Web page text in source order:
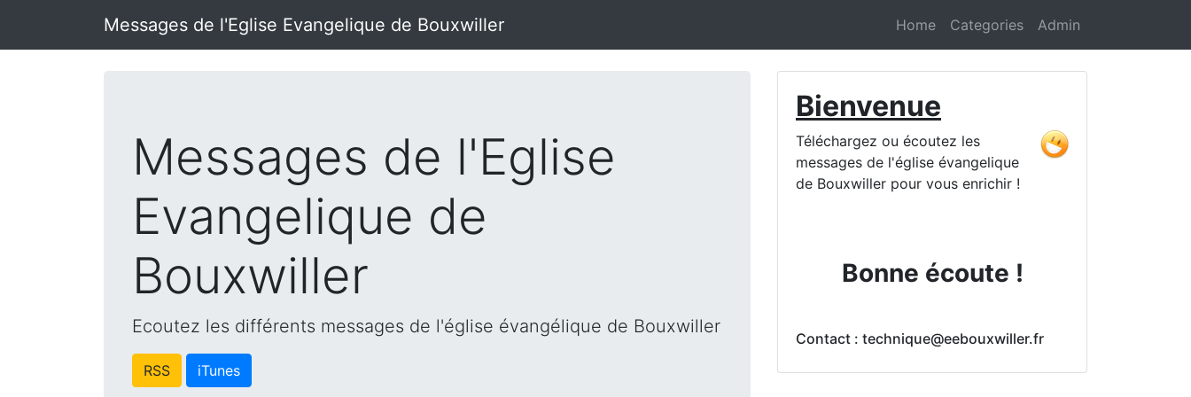
Messages de l'Eglise Evangelique de Bouxwiller Home Categories Admin
Messages de l'Eglise
Evangelique de
Bouxwiller
Ecoutez les différents messages de l'église évangélique de Bouxwiller
RSS iTunes
Bienvenue
Téléchargez ou écoutez les
messages de l'église évangelique
de Bouxwiller pour vous enrichir !
Bonne écoute !
Contact : technique@eebouxwiller.fr